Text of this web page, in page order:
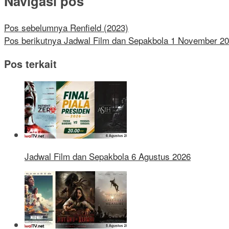
Pos sebelumnya Renfield (2023)
Pos berikutnya Jadwal Film dan Sepakbola 1 November
Pos terkait
Jadwal Film dan Sepakbola 6 Agustus 2026